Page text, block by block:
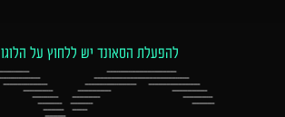
להפעלת הסאונד יש ללחוץ על הלוגו